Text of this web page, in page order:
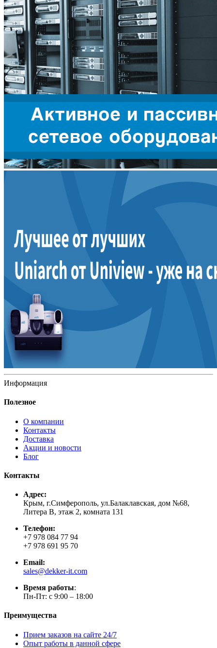
Информация
Полезное
О компании
Контакты
Доставка
Акции и новости
Блог
Контакты
Адрес:
Крым, г.Симферополь, ул.Балаклавская, дом №68,
Литера В, этаж 2, комната 131
Телефон:
+7 978 084 77 94
+7 978 691 95 70
Email:
sales@dekker-it.com
Время работы:
Пн-Пт: с 9:00 – 18:00
Преимущества
Прием заказов на сайте 24/7
Опыт работы в данной сфере